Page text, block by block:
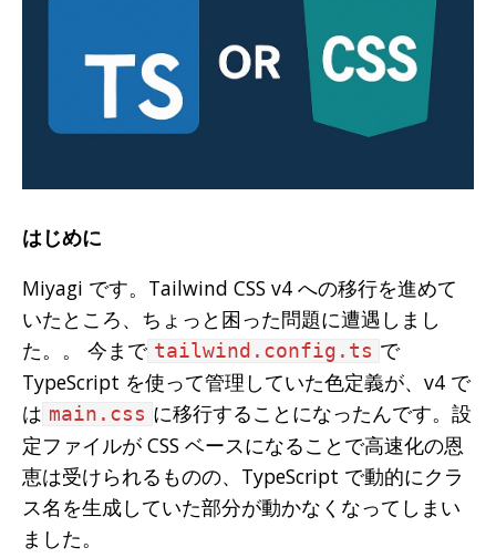
はじめに
Miyagi です。Tailwind CSS v4 への移行を進めて
いたところ、ちょっと困った問題に遭遇しまし
た。。 今まで tailwind.config.ts で
TypeScript を使って管理していた色定義が、v4 で
は main.css に移行することになったんです。設
定ファイルが CSS ベースになることで高速化の恩
恵は受けられるものの、TypeScript で動的にクラ
ス名を生成していた部分が動かなくなってしまい
ました。